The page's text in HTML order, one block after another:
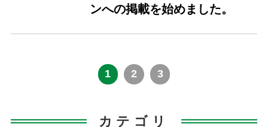
ンへの掲載を始めました。
1 2 3
カテゴリ